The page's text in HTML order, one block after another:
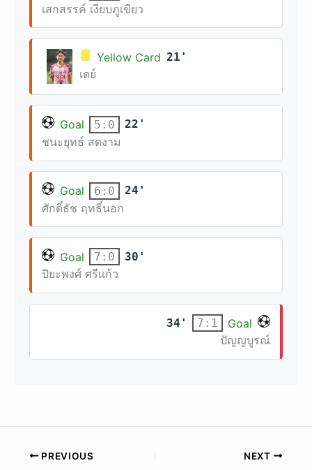
เสกสรรค์ เงียบภูเขียว
Yellow Card 21'
เดย์
Goal 5:0 22'
ชนะยุทธ์ สดงาม
Goal 6:0 24'
ศักดิ์ธัช ฤทธิ์นอก
Goal 7:0 30'
ปิยะพงศ์ ศรีแก้ว
34' 7:1
Goal
ปัญญบูรณ์
PREVIOUS NEXT